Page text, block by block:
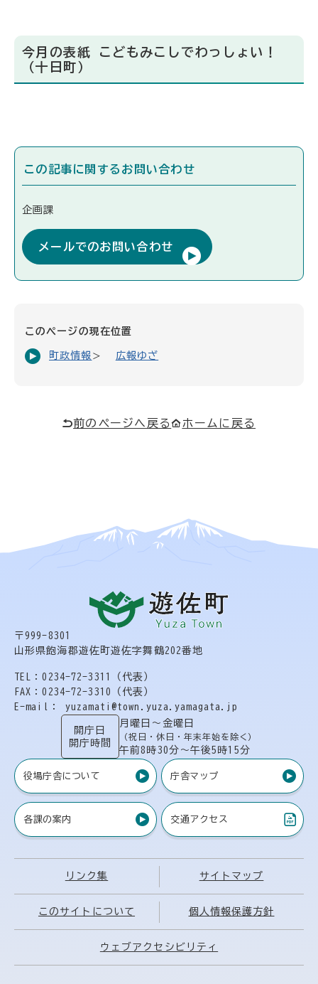
今月の表紙 こどもみこしでわっしょい！
（十日町）
この記事に関するお問い合わせ
企画課
メールでのお問い合わせ
このページの現在位置
町政情報 広報ゆざ
前のページへ戻る ホームに戻る
〒999-8301
山形県飽海郡遊佐町遊佐字舞鶴202番地
TEL：0234-72-3311（代表）
FAX：0234-72-3310（代表）
E-mail： yuzamati@town.yuza.yamagata.jp
開庁日
開庁時間
月曜日〜金曜日
（祝日・休日・年末年始を除く）
午前8時30分〜午後5時15分
役場庁舎について 庁舎マップ
各課の案内 交通アクセス
（PDF）
リンク集 サイトマップ
このサイトについて 個人情報保護方針
ウェブアクセシビリティ